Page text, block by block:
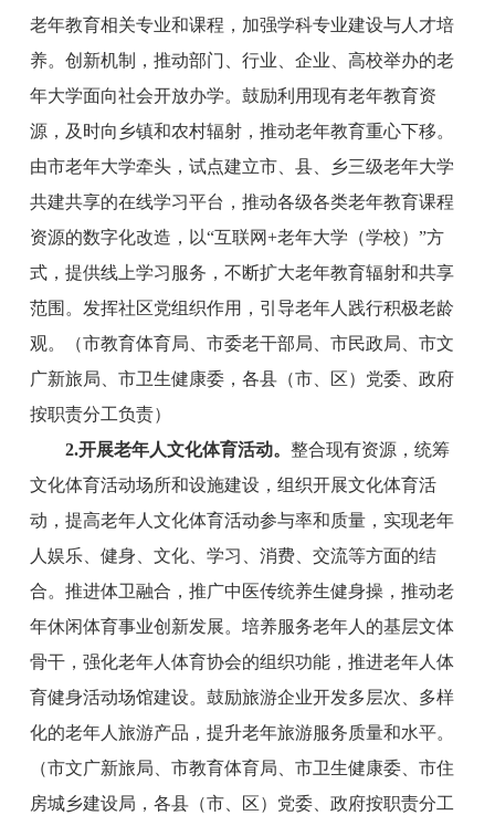
老年教育相关专业和课程，加强学科专业建设与人才培
养。创新机制，推动部门、行业、企业、高校举办的老
年大学面向社会开放办学。鼓励利用现有老年教育资
源，及时向乡镇和农村辐射，推动老年教育重心下移。
由市老年大学牵头，试点建立市、县、 乡三级老年大学
共建共享的在线学习平台，推动各级各类老年教育课程
资源的数字化改造，以“互联网+老年大学（学校）”方
式，提供线上学习服务，不断扩大老年教育辐射和共享
范围。发挥社区党组织作用，引导老年人践行积极老龄
观。
（市教育体育局 市委老干部局、 市民政局
市文
广新旅局
市卫生健康委，各县（市、区）党委、政府
按职责分工负责）
2.开展老年人文化体育活动。 整合现有资源，统筹
文化体育活动场所和设施建设，组织开展文化体育活
动，提高老年人文化体育活动参与率和质量，实现老年
人娱乐、健身、文化、学习、消费、交流等方面的结
合。推进体卫融合，推广中医传统养生健身操，推动老
年休闲体育事业创新发展。培养服务老年人的基层文体
骨干，强化老年人体育协会的组织功能，推进老年人体
育健身活动场馆建设。鼓励旅游企业开发多层次、多样
化的老年人旅游产品，提升老年旅游服务质量和水平。
（市文广新旅局 市教育体育局、 市卫生健康委、 市住
房城乡建设局 ，各县（市、区）党委、政府按职责分工